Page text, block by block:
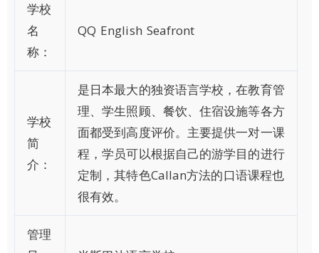
学校
名
称：
QQ English Seafront
学校
简
介：
是日本最大的独资语言学校，在教育管
理、学生照顾、餐饮、住宿设施等各方
面都受到高度评价。主要提供一对一课
程，学员可以根据自己的游学目的进行
定制，其特色Callan方法的口语课程也
很有效。
管理